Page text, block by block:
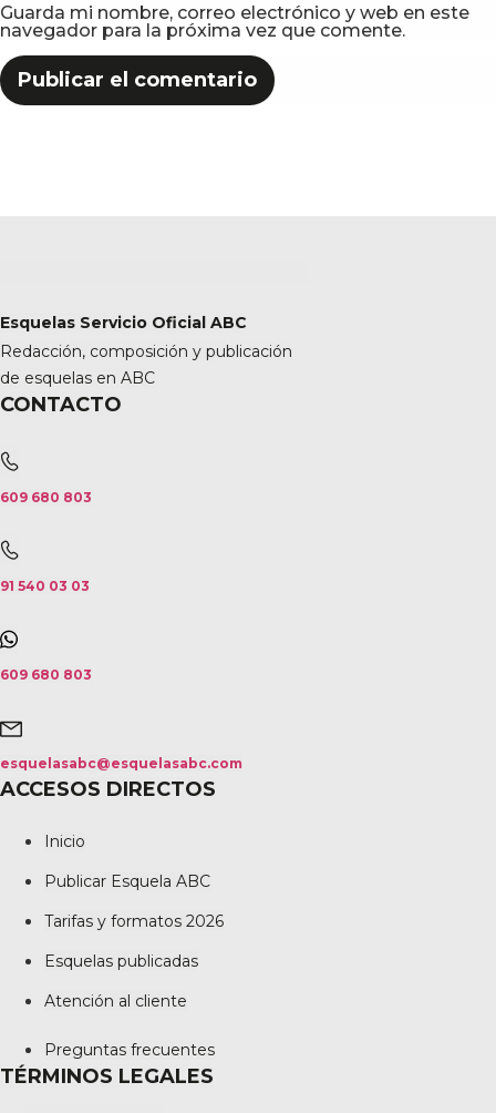
Guarda mi nombre, correo electrónico y web en este
navegador para la próxima vez que comente.
Esquelas Servicio Oficial ABC
Redacción, composición y publicación
de esquelas en ABC
CONTACTO
609 680 803
91 540 03 03
609 680 803
esquelasabc@esquelasabc.com
ACCESOS DIRECTOS
Inicio
Publicar Esquela ABC
Tarifas y formatos 2026
Esquelas publicadas
Atención al cliente
Preguntas frecuentes
TÉRMINOS LEGALES